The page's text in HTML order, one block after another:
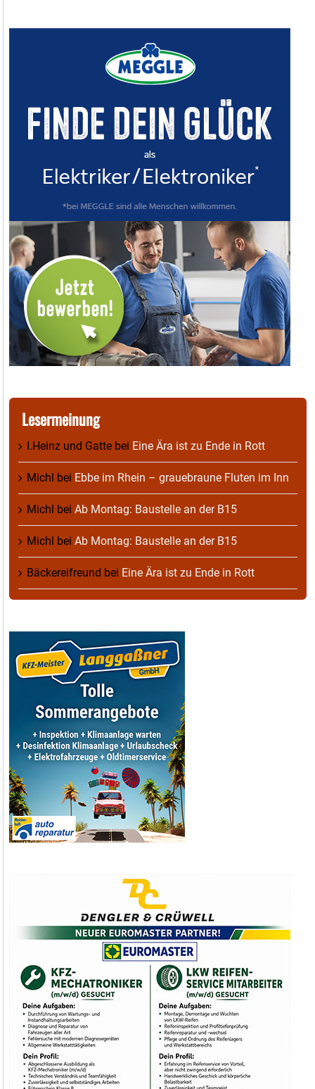
Lesermeinung
I.Heinz und Gatte bei Eine Ära ist zu Ende in Rott
Michl bei Ebbe im Rhein – grauebraune Fluten im Inn
Michl bei Ab Montag: Baustelle an der B15
Michl bei Ab Montag: Baustelle an der B15
Bäckereifreund bei Eine Ära ist zu Ende in Rott